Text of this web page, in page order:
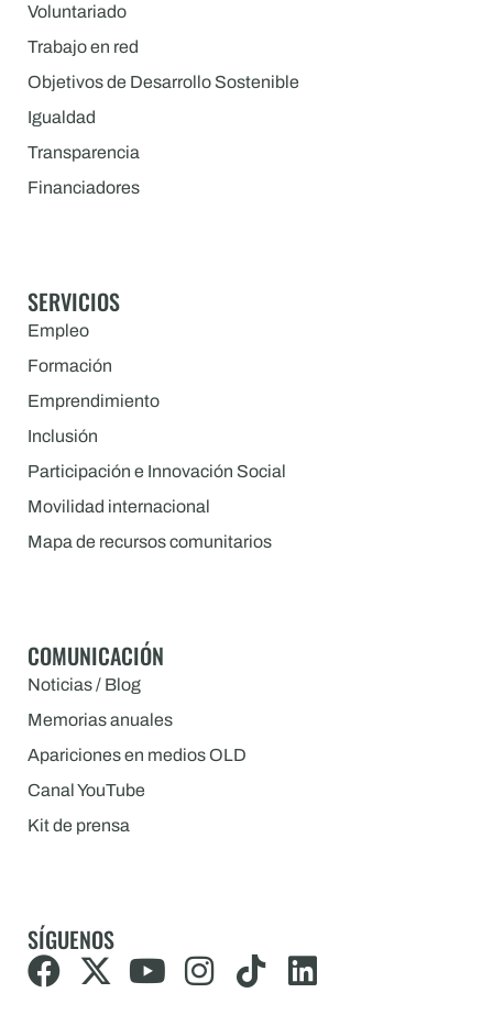
Voluntariado
Trabajo en red
Objetivos de Desarrollo Sostenible
Igualdad
Transparencia
Financiadores
SERVICIOS
Empleo
Formación
Emprendimiento
Inclusión
Participación e Innovación Social
Movilidad internacional
Mapa de recursos comunitarios
COMUNICACIÓN
Noticias / Blog
Memorias anuales
Apariciones en medios OLD
Canal YouTube
Kit de prensa
SÍGUENOS
F
a
X Y I T
i
L